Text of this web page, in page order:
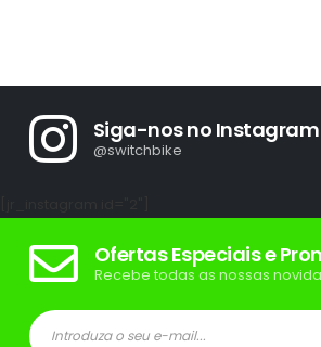
Siga-nos no Instagram
@switchbike
Ofertas Especiais e
Recebe todas as nossas